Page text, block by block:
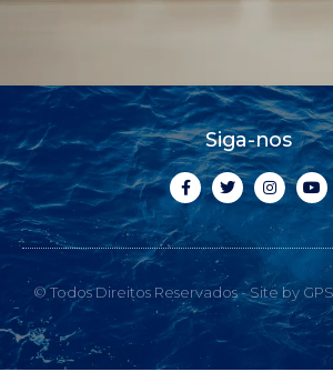
Siga-nos
© Todos Direitos Reservados - Site by